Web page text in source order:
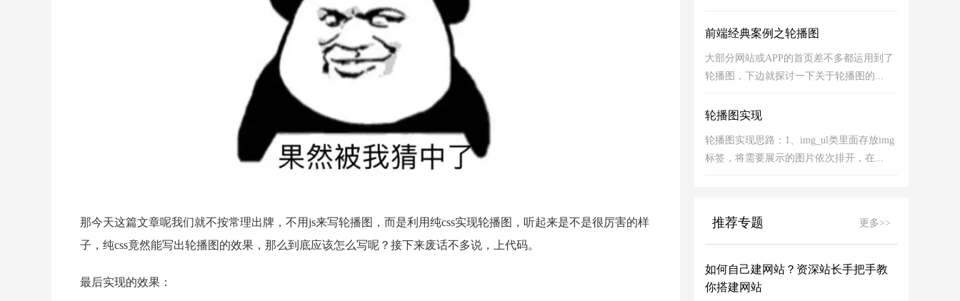
那今天这篇文章呢我们就不按常理出牌，不用js来写轮播图，而是利用纯css实现轮播图，听起来是不是很厉害的样
子，纯css竟然能写出轮播图的效果，那么到底应该怎么写呢？接下来废话不多说，上代码。
最后实现的效果：
前端经典案例之轮播图
大部分网站或APP的首页差不多都运用到了
轮播图，下边就探讨一下关于轮播图的...
轮播图实现
轮播图实现思路：1、img_ul类里面存放img
标签，将需要展示的图片依次排开，在...
推荐专题 更多>>
如何自己建网站？资深站长手把手教
你搭建网站